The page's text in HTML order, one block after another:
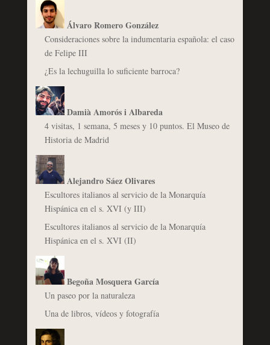
Álvaro Romero González
Consideraciones sobre la indumentaria española: el caso
de Felipe III
¿Es la lechuguilla lo suficiente barroca?
Damià Amorós i Albareda
4 visitas, 1 semana, 5 meses y 10 puntos. El Museo de
Historia de Madrid
Alejandro Sáez Olivares
Escultores italianos al servicio de la Monarquía
Hispánica en el s. XVI (y III)
Escultores italianos al servicio de la Monarquía
Hispánica en el s. XVI (II)
Begoña Mosquera García
Un paseo por la naturaleza
Una de libros, vídeos y fotografía